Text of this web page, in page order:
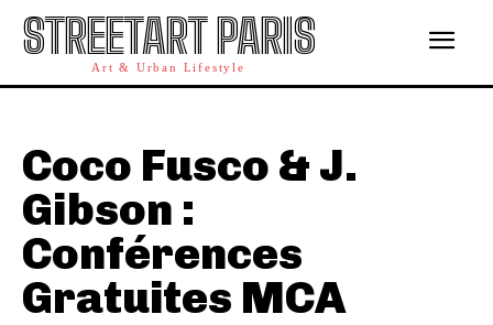
STREETART PARIS
Art & Urban Lifestyle
Coco Fusco & J.
Gibson :
Conférences
Gratuites MCA